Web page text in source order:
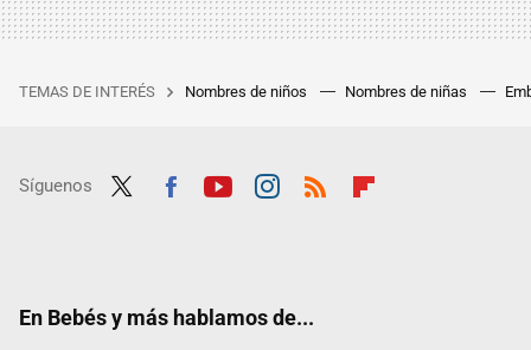
TEMAS DE INTERÉS Nombres de niños Nombres de niñas
Síguenos
En Bebés y más hablamos de...